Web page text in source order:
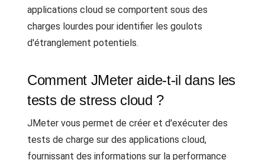
applications cloud se comportent sous des
charges lourdes pour identifier les goulots
d'étranglement potentiels.
Comment JMeter aide-t-il dans les
tests de stress cloud ?
JMeter vous permet de créer et d'exécuter des
tests de charge sur des applications cloud,
fournissant des informations sur la performance